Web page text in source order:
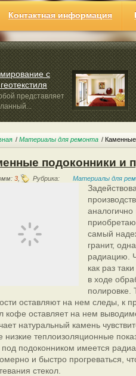
Контактная информация
с
представляет
Можно сказать,
Материалы для ремонта Каменные
подоконники и
3, Рубрика: Материалы для
самый
гранит,
радиацию.
как раз
в ходе
оставляют на нем следы, к
кофе оставляет на нем
натуральный камень
низкие теплоизоляционные
под подоконником имеется
и быстро прогреваться,
стекол.